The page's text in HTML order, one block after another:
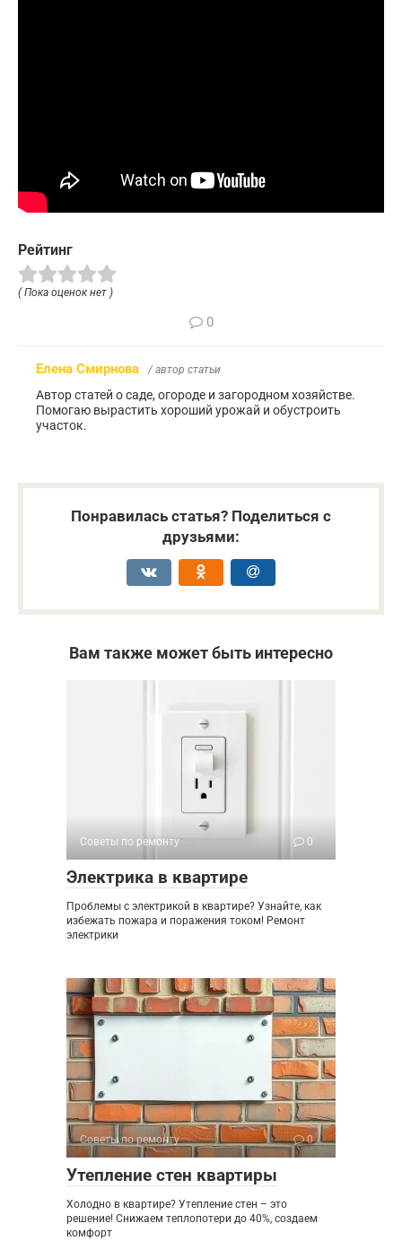
Рейтинг
( Пока оценок нет )
0
Елена Смирнова / автор статьи
Автор статей о саде, огороде и загородном хозяйстве.
Помогаю вырастить хороший урожай и обустроить
участок.
Понравилась статья? Поделиться с
друзьями:
Вам также может быть интересно
Советы по ремонту 0
Электрика в квартире
Проблемы с электрикой в квартире? Узнайте, как
избежать пожара и поражения током! Ремонт
электрики
Советы по ремонту 0
Утепление стен квартиры
Холодно в квартире? Утепление стен – это
решение! Снижаем теплопотери до 40%, создаем
комфорт